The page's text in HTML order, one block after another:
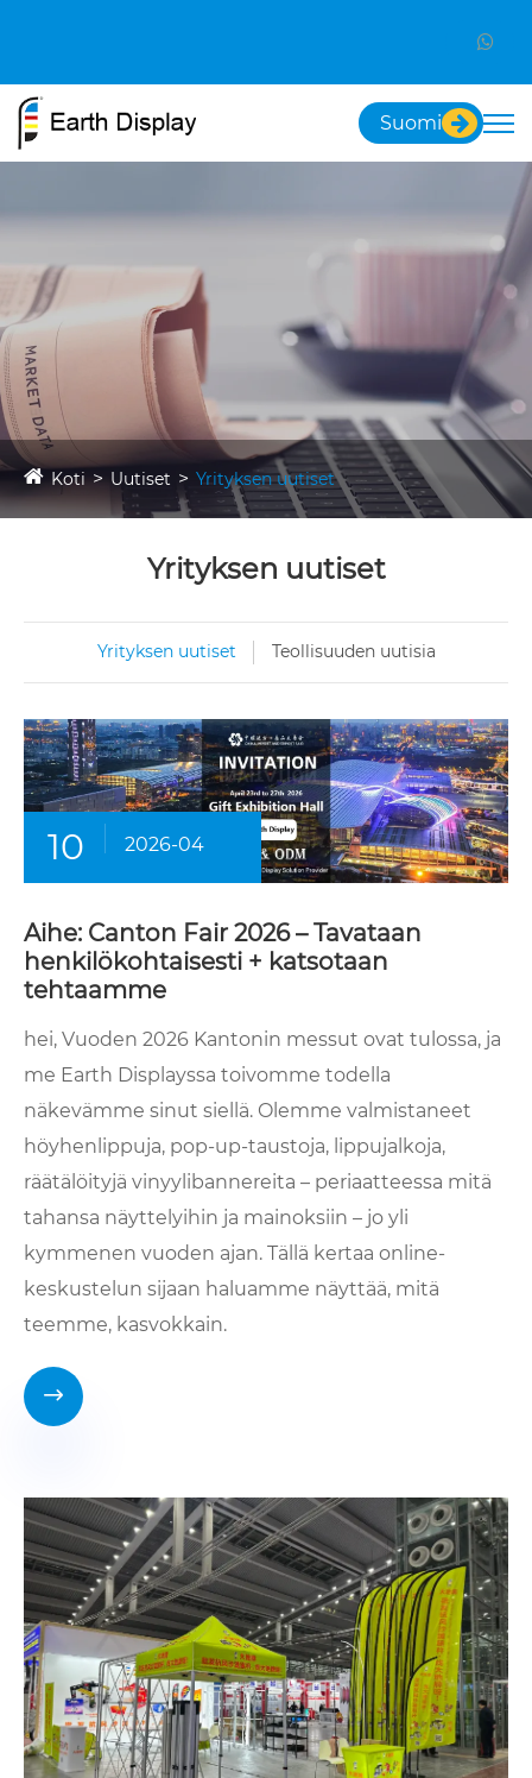
Suomi
Koti Uutiset Yrityksen uutiset
Yrityksen uutiset
Yrityksen uutiset Teollisuuden uutisia
10 2026-04
Aihe: Canton Fair 2026 – Tavataan
henkilökohtaisesti + katsotaan
tehtaamme
hei, Vuoden 2026 Kantonin messut ovat tulossa, ja
me Earth Displayssa toivomme todella
näkevämme sinut siellä. Olemme valmistaneet
höyhenlippuja, pop-up-taustoja, lippujalkoja,
räätälöityjä vinyylibannereita – periaatteessa mitä
tahansa näyttelyihin ja mainoksiin – jo yli
kymmenen vuoden ajan. Tällä kertaa online-
keskustelun sijaan haluamme näyttää, mitä
teemme, kasvokkain.
